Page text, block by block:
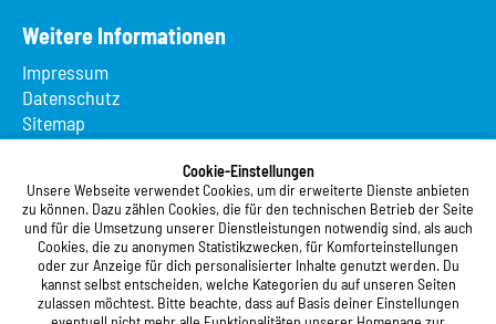
Cookie-Einstellungen
Unsere Webseite verwendet Cookies, um dir erweiterte Dienste anbieten
zu können. Dazu zählen Cookies, die für den technischen Betrieb der Seite
und für die Umsetzung unserer Dienstleistungen notwendig sind, als auch
Cookies, die zu anonymen Statistikzwecken, für Komforteinstellungen
oder zur Anzeige für dich personalisierter Inhalte genutzt werden. Du
kannst selbst entscheiden, welche Kategorien du auf unseren Seiten
zulassen möchtest. Bitte beachte, dass auf Basis deiner Einstellungen
Weitere Informationen
Impressum
Datenschutz
Sitemap
Suche
Registrierung
Studierendenwerk Vorderpfalz
Studierendenwerk Vorderpfalz
Anstalt des öffentlichen Rechts